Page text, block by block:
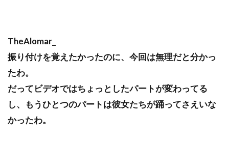
TheAlomar_
振り付けを覚えたかったのに、今回は無理だと分かっ
たわ。
だってビデオではちょっとしたパートが変わってる
し、もうひとつのパートは彼女たちが踊ってさえいな
かったわ。